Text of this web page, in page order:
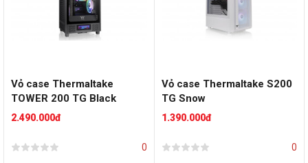
Vỏ case Thermaltake
TOWER 200 TG Black
2.490.000đ
0
Vỏ case Thermaltake S200
TG Snow
1.390.000đ
0